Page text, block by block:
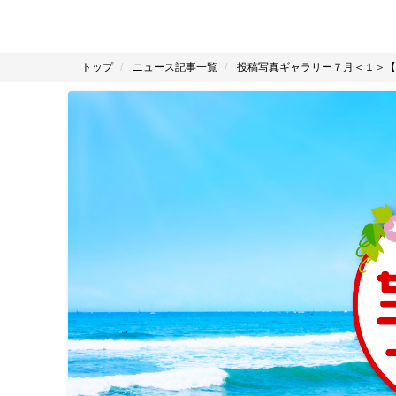
トップ ニュース記事一覧 投稿写真ギャラリー７月＜１＞